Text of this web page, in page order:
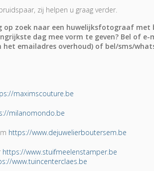
zij helpen u graag verder.
zoek naar een huwelijksfotograaf
dag mee vorm te geven? Bel
emailadres overhoud) of bel/sms/
maximscouture.be
milanomondo.be
https://www.dejuwelierboutersem.be
https://www.stuifmeelenstamper.be
www.tuincenterclaes.be